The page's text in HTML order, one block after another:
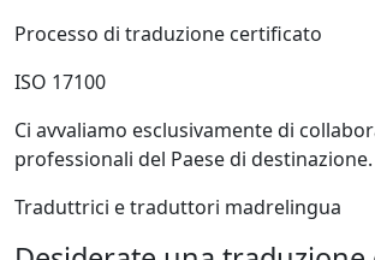
Processo di traduzione certificato
ISO 17100
Ci avvaliamo esclusivamente di
professionali del Paese di destinazione.
Traduttrici e traduttori madrelingua